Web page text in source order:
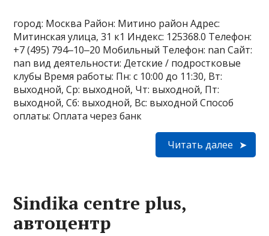
город: Москва Район: Митино район Адрес:
Митинская улица, 31 к1 Индекс: 125368.0 Телефон:
+7 (495) 794‒10‒20 Мобильный Телефон: nan Сайт:
nan вид деятельности: Детские / подростковые
клубы Время работы: Пн: с 10:00 до 11:30, Вт:
выходной, Ср: выходной, Чт: выходной, Пт:
выходной, Сб: выходной, Вс: выходной Способ
оплаты: Оплата через банк
Читать далее
Sindika centre plus,
автоцентр